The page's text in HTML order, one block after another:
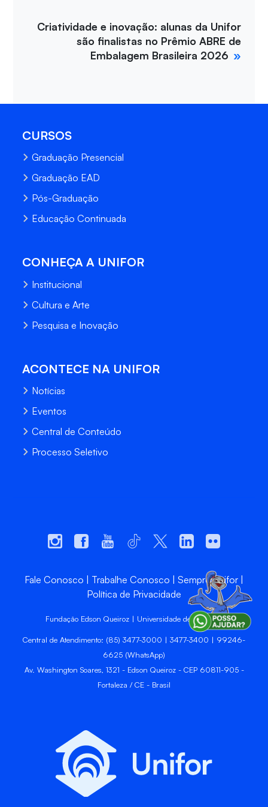
Criatividade e inovação: alunas da Unifor
são finalistas no Prêmio ABRE de
Embalagem Brasileira 2026
CURSOS
Graduação Presencial
Graduação EAD
Pós-Graduação
Educação Continuada
CONHEÇA A UNIFOR
Institucional
Cultura e Arte
Pesquisa e Inovação
ACONTECE NA UNIFOR
Notícias
Eventos
Central de Conteúdo
Processo Seletivo
Fale Conosco Trabalhe Conosco
Sempre Unifor
Política de Privacidade
Fundação Edson Queiroz | Universidade de Fortaleza
Central de Atendimento: (85) 3477-3000 | 3477-3400 | 99246-
6625 (WhatsApp)
Av. Washington Soares, 1321 - Edson Queiroz - CEP 60811-905 -
Fortaleza / CE - Brasil